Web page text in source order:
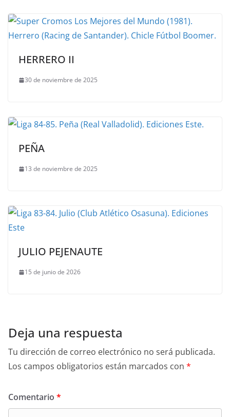
HERRERO II
30 de noviembre de 2025
PEÑA
13 de noviembre de 2025
JULIO PEJENAUTE
15 de junio de 2026
Deja una respuesta
Tu dirección de correo electrónico no será publicada.
Los campos obligatorios están marcados con *
Comentario *